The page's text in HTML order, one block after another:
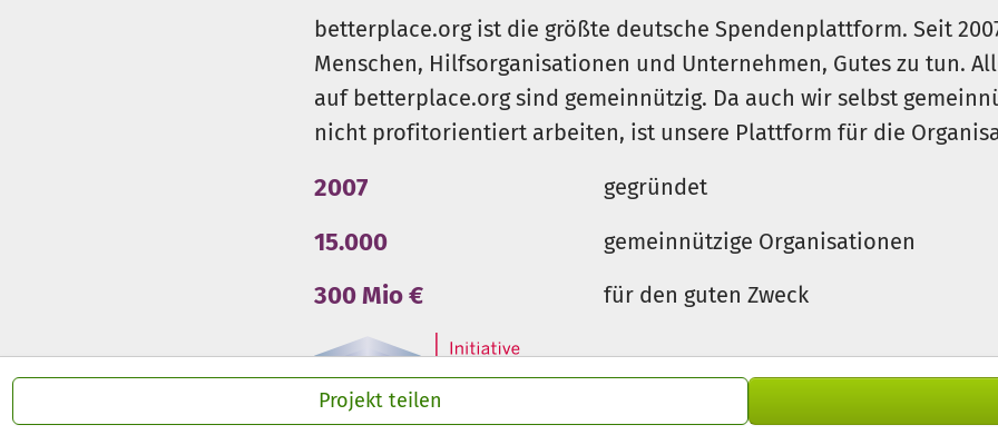
Projekt teilen
betterplace.org ist die größte deutsche Spendenplattform. Seit
Menschen, Hilfsorganisationen und Unternehmen, Gutes zu tun.
auf betterplace.org sind gemeinnützig. Da auch wir selbst
nicht profitorientiert arbeiten, ist unsere Plattform für die
2007 gegründet
15.000 gemeinnützige Organisationen
300 Mio € für den guten Zweck